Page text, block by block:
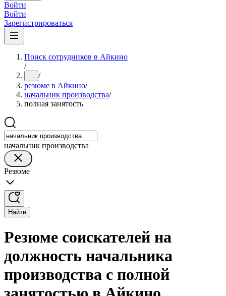
Войти
Войти
Зарегистрироваться
Поиск сотрудников в Айкино
/
... /
резюме в Айкино/
начальник производства/
полная занятость
начальник производства
Резюме
Найти
Резюме соискателей на
должность начальника
производства с полной